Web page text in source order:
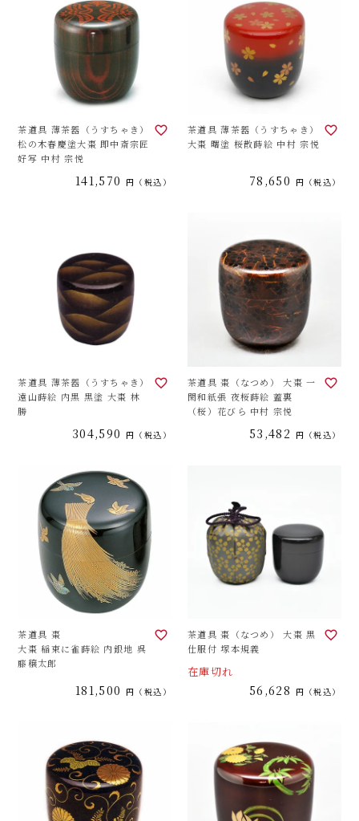
茶道具 薄茶器（うすちゃき）
松の木春慶塗大棗 即中斎宗匠
好写 中村 宗悦
141,570 税込
茶道具 薄茶器（うすちゃき）
大棗 曙塗 桜散蒔絵 中村 宗悦
78,650 税込
茶道具 薄茶器（うすちゃき）
遠山蒔絵 内黒 黒塗 大棗 林
勝
304,590 税込
茶道具 棗（なつめ） 大棗 一
閑和紙張 夜桜蒔絵 蓋裏
（桜）花びら 中村 宗悦
53,482 税込
茶道具 棗
大棗 稲束に雀蒔絵 内銀地 呉
藤穣太郎
181,500 税込
茶道具 棗（なつめ） 大棗 黒
仕服付 塚本規義
在庫切れ
56,628 税込